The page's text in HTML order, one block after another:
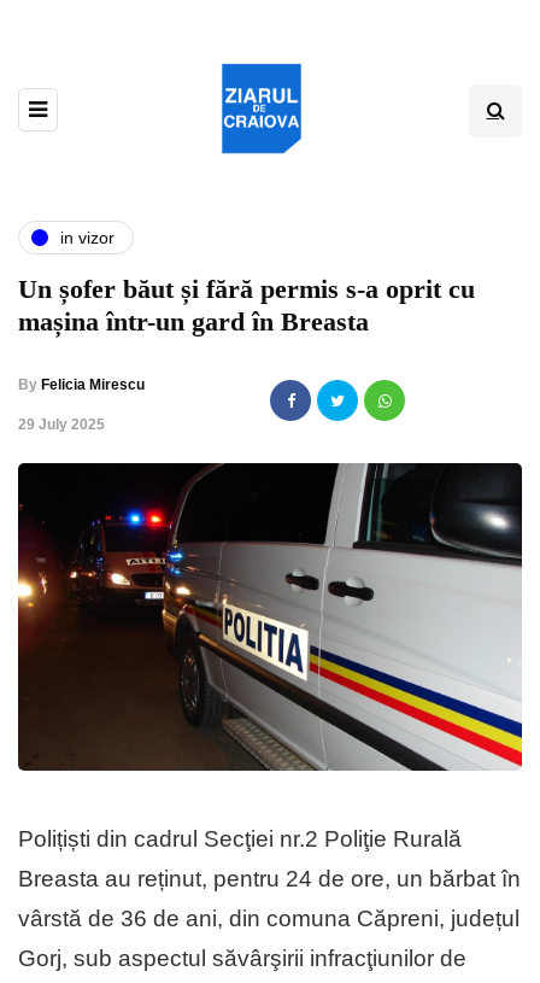
in vizor
Un șofer băut și fără permis s-a oprit cu
mașina într-un gard în Breasta
By Felicia Mirescu
,29 July 2025
Polițiști din cadrul Secţiei nr.2 Poliţie Rurală
Breasta au reținut, pentru 24 de ore, un bărbat în
vârstă de 36 de ani, din comuna Căpreni, județul
Gorj, sub aspectul săvârşirii infracţiunilor de